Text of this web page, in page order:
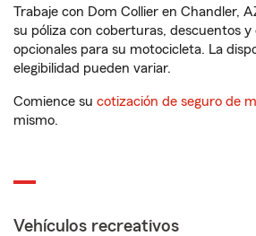
Trabaje con Dom Collier en Chandler,
su póliza con coberturas, descuentos
opcionales para su motocicleta. La
elegibilidad pueden variar.
Comience su cotización de seguro de
mismo.
Vehículos recreativos